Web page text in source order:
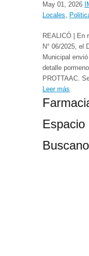
May 01, 2026
Locales,
REALICÓ | En
N° 06/2025, el
Municipal
detalle
PROTTAAC.
Leer más
Espacio